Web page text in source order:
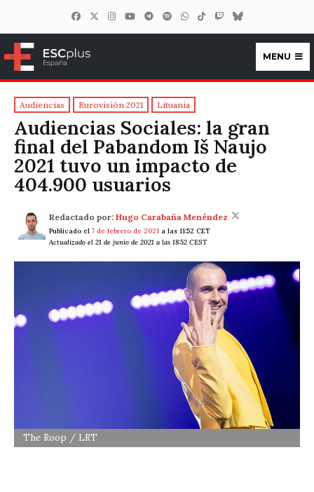
ESCplus España
MENU
Audiencias Eurovisión 2021 Lituania
Audiencias Sociales: la gran
final del Pabandom Iš Naujo
2021 tuvo un impacto de
404.900 usuarios
Redactado por: Hugo Carabaña Menéndez
Publicado el 7 de febrero de 2021 a las 11:52 CET
Actualizado el 21 de junio de 2021 a las 18:52 CEST
The Roop / LRT